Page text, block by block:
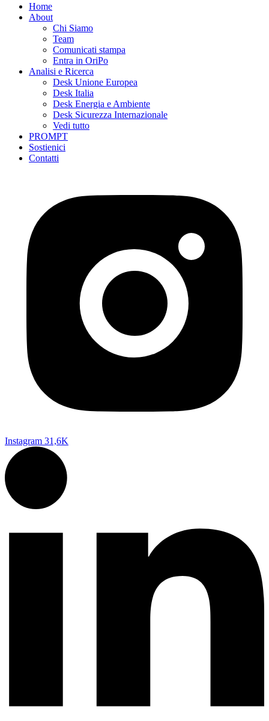
Home
About
Chi Siamo
Team
Comunicati stampa
Entra in OriPo
Analisi e Ricerca
Desk Unione Europea
Desk Italia
Desk Energia e Ambiente
Desk Sicurezza Internazionale
Vedi tutto
PROMPT
Sostienici
Contatti
Instagram 31,6K